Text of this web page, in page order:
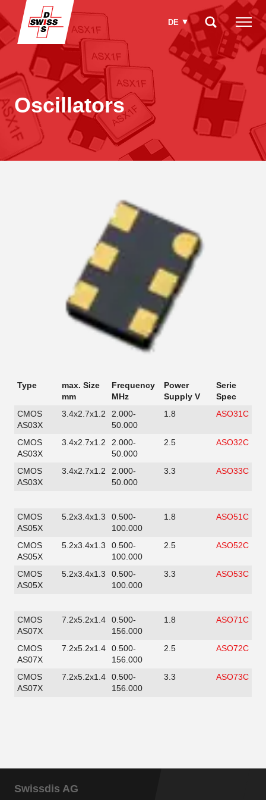
DE
Oscillators
Wie können wir Ihnen helfen?
Type
max. Size
mm
Frequency
MHz
Power
Supply V
Serie
Spec
CMOS
AS03X
3.4x2.7x1.2
2.000-
50.000
1.8 ASO31C
CMOS
AS03X
3.4x2.7x1.2
2.000-
50.000
2.5 ASO32C
CMOS
AS03X
3.4x2.7x1.2
2.000-
50.000
3.3 ASO33C
CMOS
AS05X
5.2x3.4x1.3
0.500-
100.000
1.8 ASO51C
CMOS
AS05X
5.2x3.4x1.3
0.500-
100.000
2.5 ASO52C
CMOS
AS05X
5.2x3.4x1.3
0.500-
100.000
3.3 ASO53C
CMOS
AS07X
7.2x5.2x1.4
0.500-
156.000
1.8 ASO71C
CMOS
AS07X
7.2x5.2x1.4
0.500-
156.000
2.5 ASO72C
CMOS
AS07X
7.2x5.2x1.4
0.500-
156.000
3.3 ASO73C
Swissdis AG